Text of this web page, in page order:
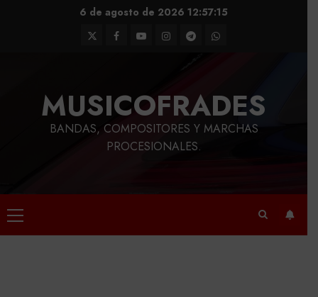
6 de agosto de 2026 12:57:16
TwitterFacebook
YoutubeInstagram
TelegramWhatsApp
MUSICOFRADES
BANDAS, COMPOSITORES Y MARCHAS
PROCESIONALES.
Menú
principal